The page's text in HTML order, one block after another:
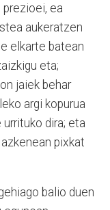
ea
aukeratzen
elkarte batean
eta;
jaiek behar
argi kopurua
dira; eta
pixkat
balio duen